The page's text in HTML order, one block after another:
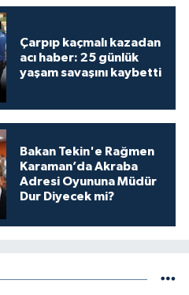
Çarpıp kaçmalı kazadan
acı haber: 25 günlük
yaşam savaşını kaybetti
Bakan Tekin'e Rağmen
Karaman’da Akraba
Adresi Oyununa Müdür
Dur Diyecek mi?